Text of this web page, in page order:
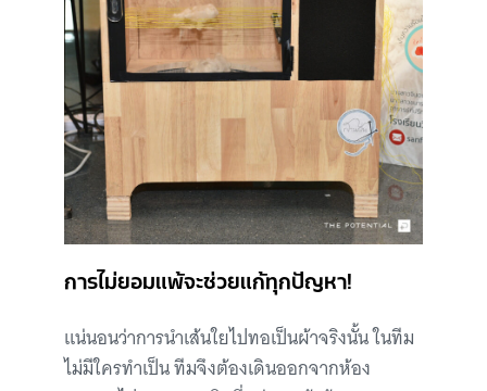
การไม่ยอมแพ้จะช่วยแก้ทุกปัญหา!
แน่นอนว่าการนำเส้นใยไปทอเป็นผ้าจริงนั้น ในทีม
ไม่มีใครทำเป็น ทีมจึงต้องเดินออกจากห้อง